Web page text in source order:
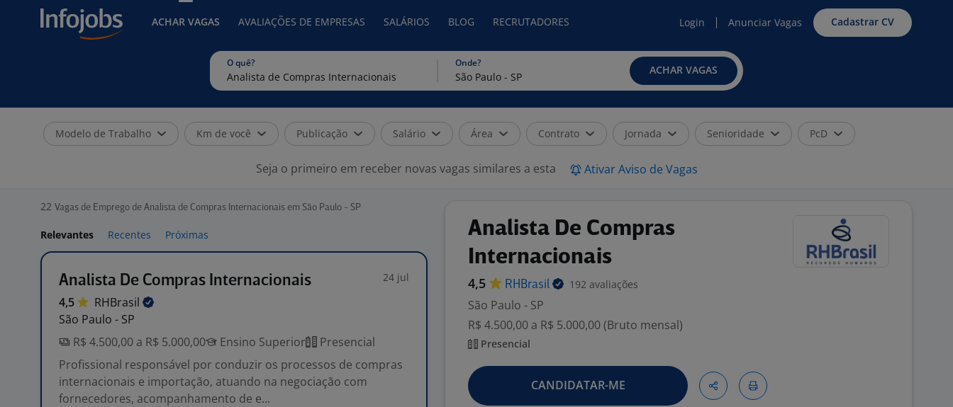
ACHAR VAGAS AVALIAÇÕES DE EMPRESAS SALÁRIOS BLOG RECRUTADORES Login Anunciar Vagas Cadastrar CV
O quê? Onde?
ACHAR VAGAS
Modelo de Trabalho Km de você Publicação Salário Área Contrato Jornada Senioridade PcD
Seja o primeiro em receber novas vagas similares a esta Ativar Aviso de Vagas
22 Vagas de Emprego de Analista de Compras Internacionais em São Paulo - SP
Relevantes Recentes Próximas
Analista De Compras Internacionais 24 jul
4,5
RHBrasil
São Paulo - SP
R$ 4.500,00 a R$ 5.000,00
Ensino Superior
Presencial
Profissional responsável por conduzir os processos de compras
internacionais e importação, atuando na negociação com
fornecedores, acompanhamento de e...
Analista De Compras
Internacionais
4,5 RHBrasil 192 avaliações
São Paulo - SP
R$ 4.500,00 a R$ 5.000,00 (Bruto mensal)
Presencial
CANDIDATAR-ME